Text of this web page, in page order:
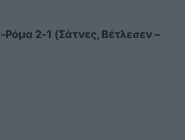
2-1 (Σάτνες, Βέτλεσεν –